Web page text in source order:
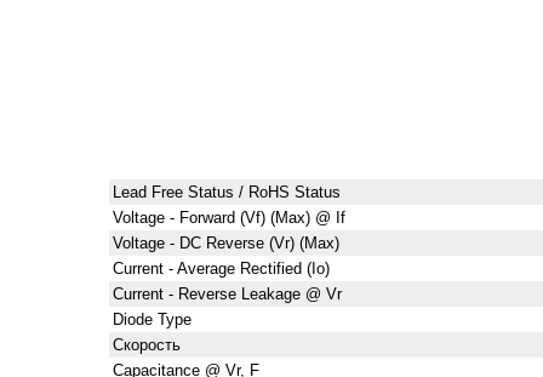
Lead Free Status / RoHS Status
Voltage - Forward (Vf) (Max) @ If
Voltage - DC Reverse (Vr) (Max)
Current - Average Rectified (Io)
Current - Reverse Leakage @ Vr
Diode Type
Скорость
Capacitance @ Vr, F